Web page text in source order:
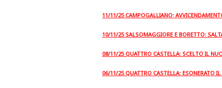
11/11/25 CAMPOGALLIANO:
10/11/25 SALSOMAGGIORE E BORETTO:
08/11/25 QUATTRO CASTELLA: SCELTO IL
06/11/25 QUATTRO CASTELLA: ESONERATO IL